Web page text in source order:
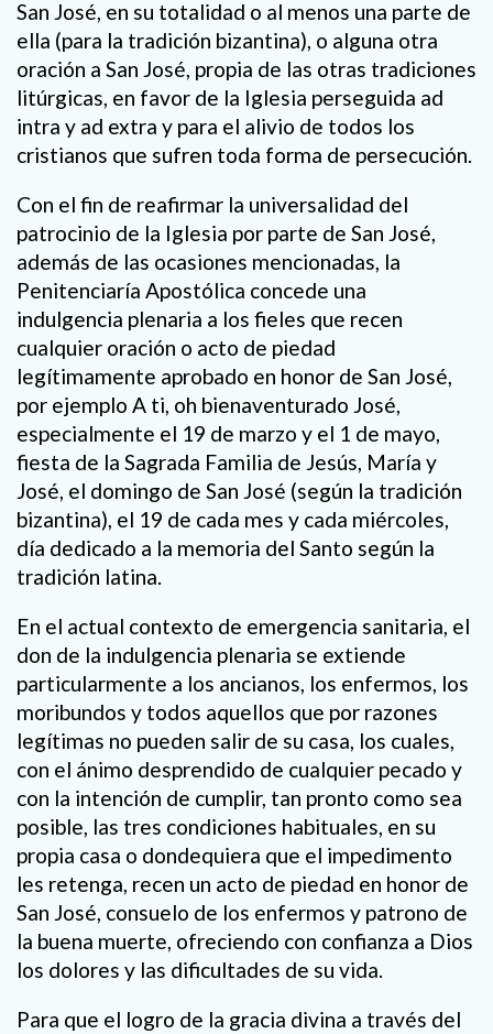
San José, en su totalidad o al menos una parte de
ella (para la tradición bizantina), o alguna otra
oración a San José, propia de las otras tradiciones
litúrgicas, en favor de la Iglesia perseguida ad
intra y ad extra y para el alivio de todos los
cristianos que sufren toda forma de persecución.
Con el fin de reafirmar la universalidad del
patrocinio de la Iglesia por parte de San José,
además de las ocasiones mencionadas, la
Penitenciaría Apostólica concede una
indulgencia plenaria a los fieles que recen
cualquier oración o acto de piedad
legítimamente aprobado en honor de San José,
por ejemplo A ti, oh bienaventurado José,
especialmente el 19 de marzo y el 1 de mayo,
fiesta de la Sagrada Familia de Jesús, María y
José, el domingo de San José (según la tradición
bizantina), el 19 de cada mes y cada miércoles,
día dedicado a la memoria del Santo según la
tradición latina.
En el actual contexto de emergencia sanitaria, el
don de la indulgencia plenaria se extiende
particularmente a los ancianos, los enfermos, los
moribundos y todos aquellos que por razones
legítimas no pueden salir de su casa, los cuales,
con el ánimo desprendido de cualquier pecado y
con la intención de cumplir, tan pronto como sea
posible, las tres condiciones habituales, en su
propia casa o dondequiera que el impedimento
les retenga, recen un acto de piedad en honor de
San José, consuelo de los enfermos y patrono de
la buena muerte, ofreciendo con confianza a Dios
los dolores y las dificultades de su vida.
Para que el logro de la gracia divina a través del